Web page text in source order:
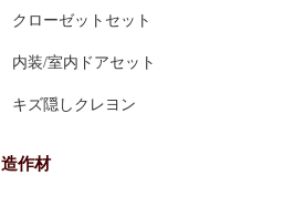
クローゼットセット
内装/室内ドアセット
キズ隠しクレヨン
造作材